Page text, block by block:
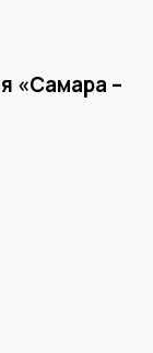
«Самара –